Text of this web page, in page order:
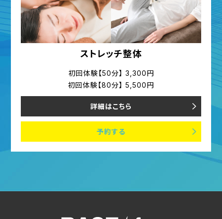
ストレッチ整体
初回体験【50分】 3,300円
初回体験【80分】 5,500円
詳細はこちら
予約する